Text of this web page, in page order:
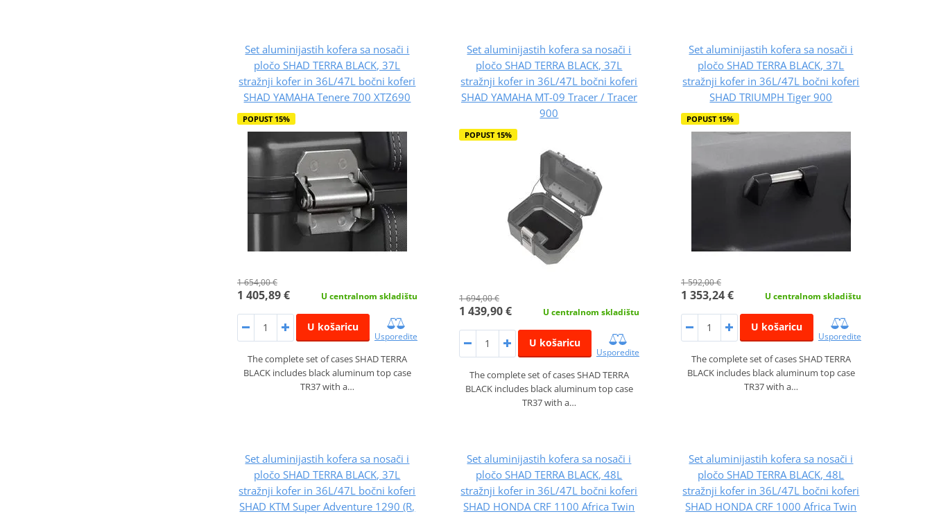
Set aluminijastih kofera sa nosači i
pločo SHAD TERRA BLACK, 37L
stražnji kofer in 36L/47L bočni koferi
SHAD YAMAHA Tenere 700 XTZ690
POPUST 15%
1 654,00 €
1 405,89 € U centralnom skladištu
U košaricu
Usporedite
The complete set of cases SHAD TERRA
BLACK includes black aluminum top case
TR37 with a…
Set aluminijastih kofera sa nosači i
pločo SHAD TERRA BLACK, 37L
stražnji kofer in 36L/47L bočni koferi
SHAD YAMAHA MT-09 Tracer / Tracer
900
POPUST 15%
1 694,00 €
1 439,90 € U centralnom skladištu
U košaricu
Usporedite
The complete set of cases SHAD TERRA
BLACK includes black aluminum top case
TR37 with a…
Set aluminijastih kofera sa nosači i
pločo SHAD TERRA BLACK, 37L
stražnji kofer in 36L/47L bočni koferi
SHAD TRIUMPH Tiger 900
POPUST 15%
1 592,00 €
1 353,24 € U centralnom skladištu
U košaricu
Usporedite
The complete set of cases SHAD TERRA
BLACK includes black aluminum top case
TR37 with a…
Set aluminijastih kofera sa nosači i
pločo SHAD TERRA BLACK, 37L
stražnji kofer in 36L/47L bočni koferi
SHAD KTM Super Adventure 1290 (R,
Set aluminijastih kofera sa nosači i
pločo SHAD TERRA BLACK, 48L
stražnji kofer in 36L/47L bočni koferi
SHAD HONDA CRF 1100 Africa Twin
Set aluminijastih kofera sa nosači i
pločo SHAD TERRA BLACK, 48L
stražnji kofer in 36L/47L bočni koferi
SHAD HONDA CRF 1000 Africa Twin